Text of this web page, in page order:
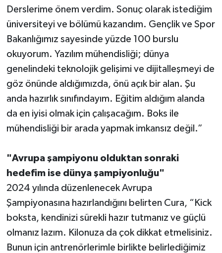
Derslerime önem verdim. Sonuç olarak istediğim
üniversiteyi ve bölümü kazandım. Gençlik ve Spor
Bakanlığımız sayesinde yüzde 100 burslu
okuyorum. Yazılım mühendisliği; dünya
genelindeki teknolojik gelişimi ve dijitalleşmeyi de
göz önünde aldığımızda, önü açık bir alan. Şu
anda hazırlık sınıfındayım. Eğitim aldığım alanda
da en iyisi olmak için çalışacağım. Boks ile
mühendisliği bir arada yapmak imkansız değil.”
"Avrupa şampiyonu olduktan sonraki
hedefim ise dünya şampiyonluğu"
2024 yılında düzenlenecek Avrupa
Şampiyonasına hazırlandığını belirten Cura, “Kick
boksta, kendinizi sürekli hazır tutmanız ve güçlü
olmanız lazım. Kilonuza da çok dikkat etmelisiniz.
Bunun için antrenörlerimle birlikte belirlediğimiz